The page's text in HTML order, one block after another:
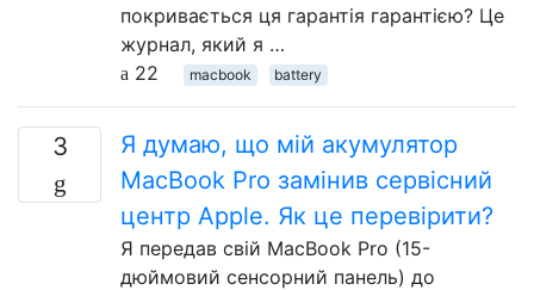
покривається ця гарантія гарантією? Це
журнал, який я …
22
macbook battery
3
Я думаю, що мій акумулятор
MacBook Pro замінив сервісний
центр Apple. Як це перевірити?
Я передав свій MacBook Pro (15-
дюймовий сенсорний панель) до